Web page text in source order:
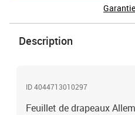
Description
ID 4044713010297
Feuillet de drapeaux